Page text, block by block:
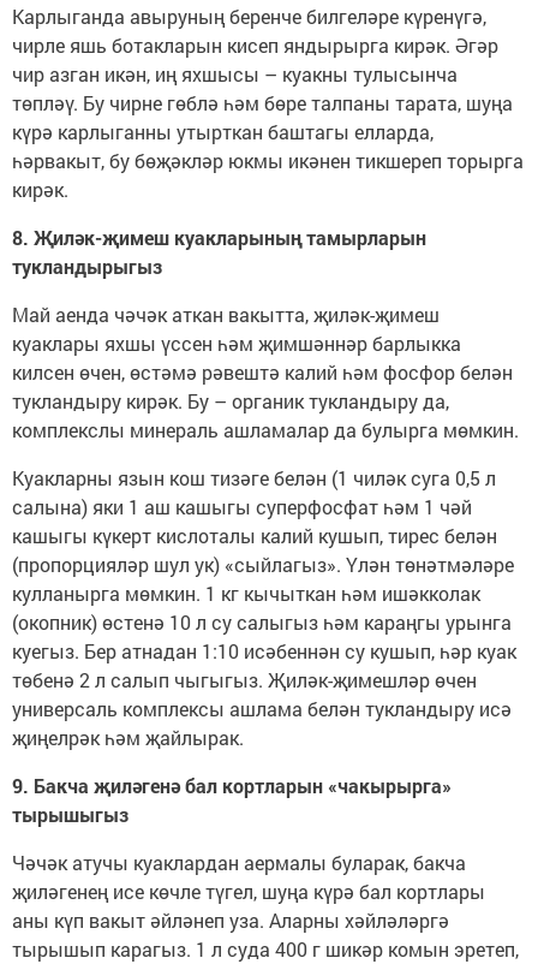
Карлыганда авыруның беренче билгеләре күренүгә,
чирле яшь ботакларын кисеп яндырырга кирәк. Әгәр
чир азган икән, иң яхшысы – куакны тулысынча
төпләү. Бу чирне гөблә һәм бөре талпаны тарата, шуңа
күрә карлыганны утырткан баштагы елларда,
һәрвакыт, бу бөҗәкләр юкмы икәнен тикшереп торырга
кирәк.
8. Җиләк-җимеш куакларының тамырларын
тукландырыгыз
Май аенда чәчәк аткан вакытта, җиләк-җимеш
куаклары яхшы үссен һәм җимшәннәр барлыкка
килсен өчен, өстәмә рәвештә калий һәм фосфор белән
тукландыру кирәк. Бу – органик тукландыру да,
комплекслы минераль ашламалар да булырга мөмкин.
Куакларны язын кош тизәге белән (1 чиләк суга 0,5 л
салына) яки 1 аш кашыгы суперфосфат һәм 1 чәй
кашыгы күкерт кислоталы калий кушып, тирес белән
(пропорцияләр шул ук) «сыйлагыз». Үлән төнәтмәләре
кулланырга мөмкин. 1 кг кычыткан һәм ишәкколак
(окопник) өстенә 10 л су салыгыз һәм караңгы урынга
куегыз. Бер атнадан 1:10 исәбеннән су кушып, һәр куак
төбенә 2 л салып чыгыгыз. Җиләк-җимешләр өчен
универсаль комплексы ашлама белән тукландыру исә
җиңелрәк һәм җайлырак.
9. Бакча җиләгенә бал кортларын «чакырырга»
тырышыгыз
Чәчәк атучы куаклардан аермалы буларак, бакча
җиләгенең исе көчле түгел, шуңа күрә бал кортлары
аны күп вакыт әйләнеп уза. Аларны хәйләләргә
тырышып карагыз. 1 л суда 400 г шикәр комын эретеп,